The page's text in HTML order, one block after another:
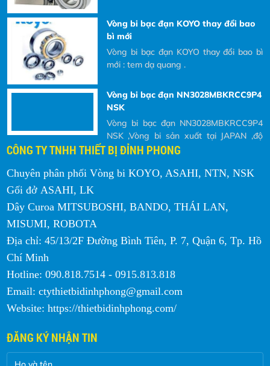
Vòng bi bạc đạn KOYO thay đổi bao
bì mới
Vòng bi bạc đạn KOYO thay đổi bao bì
mới : tem dạ quang .
Vòng bi bạc đạn NN3028MBKRCC9P4
NSK
Vòng bi bạc đạn NN3028MBKRCC9P4
NSK ,Vòng bi sản xuất tại JAPAN ,độ
chính xác cao sử dụng trục chính máy
Vòng bi NTN thay đổi bao bì mới
ty NTN được thành lập năm 1918 tại
Nhật Bản
Vòng bi bạc đạn TIMKEN (USA)
Vòng bi bạc đạn TIMKEN (USA)
những máy móc công trình : xe cẩu ,xe
cuốc ,xe đào
CÔNG TY TNHH THIẾT BỊ ĐỈNH PHONG
Chuyên phân phối Vòng bi KOYO, ASAHI, NTN, NSK
Gối đở ASAHI, LK
Dây Curoa MITSUBOSHI, BANDO, THÁI LAN,
MISUMI, ROBOTA
Địa chỉ: 45/13/2F Đường Bình Tiên, P. 7, Quận 6, Tp. Hồ
Chí Minh
Hotline: 090.818.7514 - 0915.813.818
Email: ctythietbidinhphong@gmail.com
Website: https://thietbidinhphong.com/
ĐĂNG KÝ NHẬN TIN